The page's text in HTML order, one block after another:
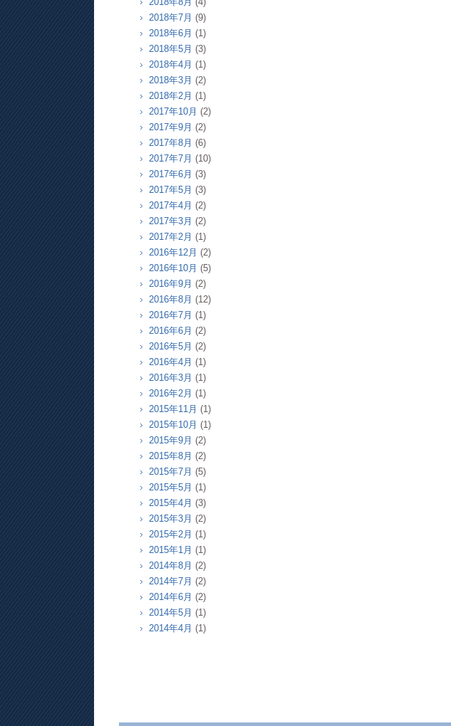
2018年7月 (9)
2018年6月 (1)
2018年5月 (3)
2018年4月 (1)
2018年3月 (2)
2018年2月 (1)
2017年10月 (2)
2017年9月 (2)
2017年8月 (6)
2017年7月 (10)
2017年6月 (3)
2017年5月 (3)
2017年4月 (2)
2017年3月 (2)
2017年2月 (1)
2016年12月 (2)
2016年10月 (5)
2016年9月 (2)
2016年8月 (12)
2016年7月 (1)
2016年6月 (2)
2016年5月 (2)
2016年4月 (1)
2016年3月 (1)
2016年2月 (1)
2015年11月 (1)
2015年10月 (1)
2015年9月 (2)
2015年8月 (2)
2015年7月 (5)
2015年5月 (1)
2015年4月 (3)
2015年3月 (2)
2015年2月 (1)
2015年1月 (1)
2014年8月 (2)
2014年7月 (2)
2014年6月 (2)
2014年5月 (1)
2014年4月 (1)